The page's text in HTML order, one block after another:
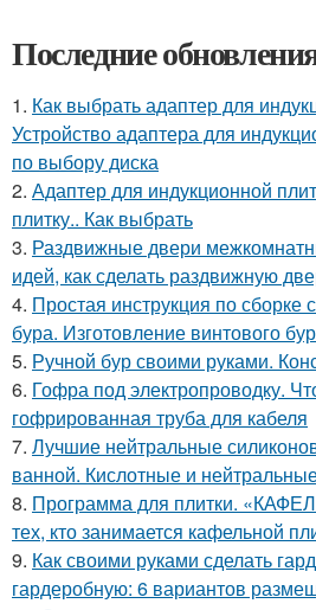
Последние
1. Как выбрать адаптер для
Устройство адаптера для
по выбору диска
2. Адаптер для индукционной
плитку.. Как выбрать
3. Раздвижные двери
идей, как сделать раздвижную
4. Простая инструкция по сборке
бура. Изготовление винтового
5. Ручной бур своими руками.
6. Гофра под электропроводку.
гофрированная труба для кабеля
7. Лучшие нейтральные
ванной. Кислотные и
8. Программа для плитки.
тех, кто занимается кафельной
9. Как своими руками сделать
гардеробную: 6 вариантов